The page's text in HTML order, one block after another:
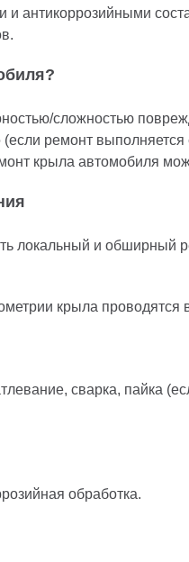
антикоррозийными
сложностью
(если ремонт выполняется
крыла автомобиля
локальный и обширный
крыла
сварка, пайка
обработка.